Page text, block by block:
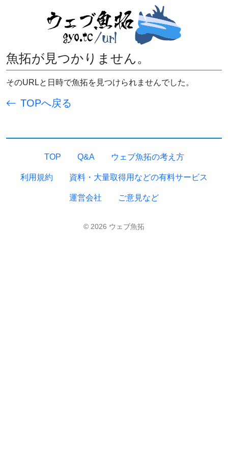
魚拓が見つかりません。
そのURLと日時で魚拓を見つけられませんでした。
TOPへ戻る
TOP Q&A ウェブ魚拓の考え方
利用規約 資料・大量取得用などの有料サービス
運営会社 ご意見など
© 2026 ウェブ魚拓